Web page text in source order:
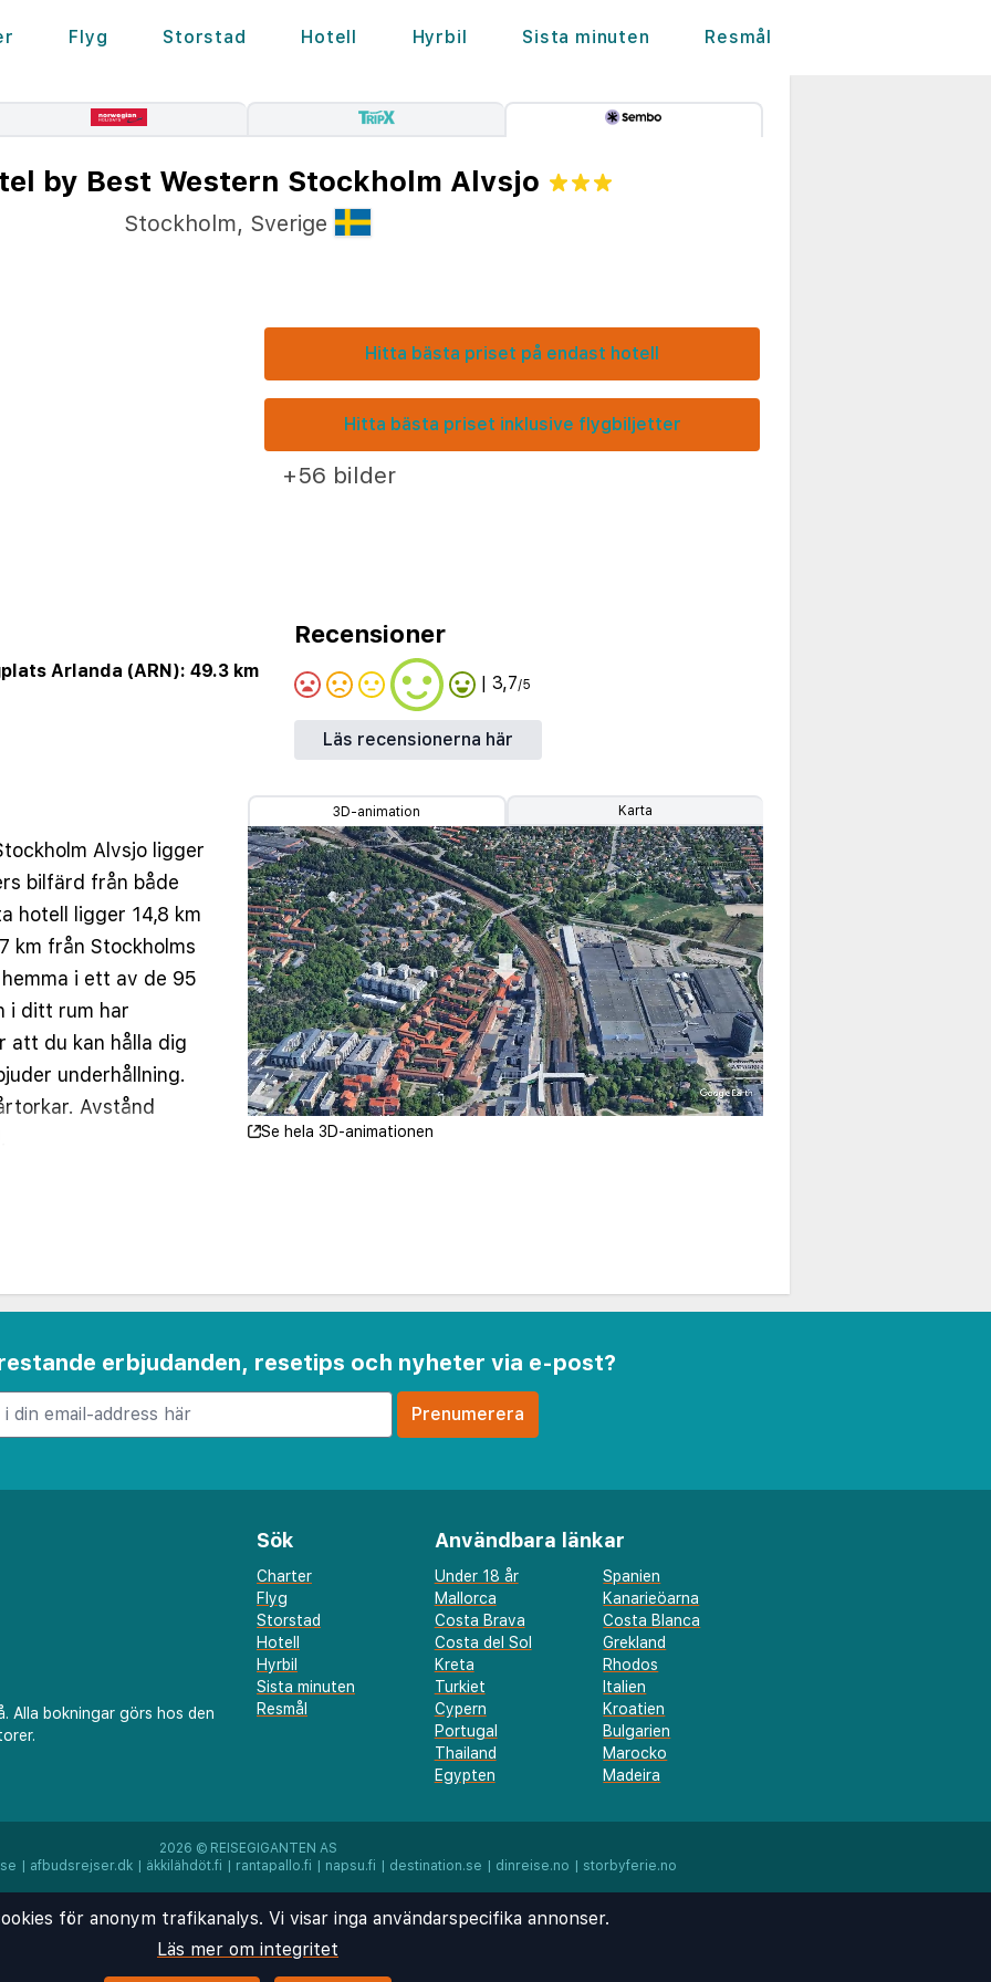
Flyg Storstad Hotell Hyrbil Sista minuten Resmål
by Best Western Stockholm Alvsjo
Stockholm, Sverige
Hitta bästa priset på endast hotell
Hitta bästa priset inklusive flygbiljetter
+56 bilder
Arlanda (ARN): 49.3 km
Recensioner
| 3,7/5
Läs recensionerna här
Alvsjo ligger
bilfärd från både
hotell ligger 14,8 km
km från Stockholms
i ett av de 95
i ditt rum har
att du kan hålla dig
underhållning.
Avstånd
km
runt) och
gratis wi-fi och
The Living Room eller
3D-animation Karta
Se hela 3D-animationen
erbjudanden, resetips och nyheter via e-post?
Alla bokningar görs hos den
Sök
Charter
Flyg
Storstad
Hotell
Hyrbil
Sista minuten
Resmål
Användbara länkar
Under 18 år
Spanien
Mallorca
Kanarieöarna
Costa Brava
Costa Blanca
Costa del Sol
Grekland
Kreta
Rhodos
Turkiet
Italien
Cypern
Kroatien
Portugal
Bulgarien
Thailand
Marocko
Egypten
Madeira
2026 © REISEGIGANTEN AS
afbudsrejser.dk äkkilähdöt.fi rantapallo.fi napsu.fi destination.se dinreise.no storbyferie.no
för anonym trafikanalys. Vi visar inga användarspecifika annonser.
Läs mer om integritet